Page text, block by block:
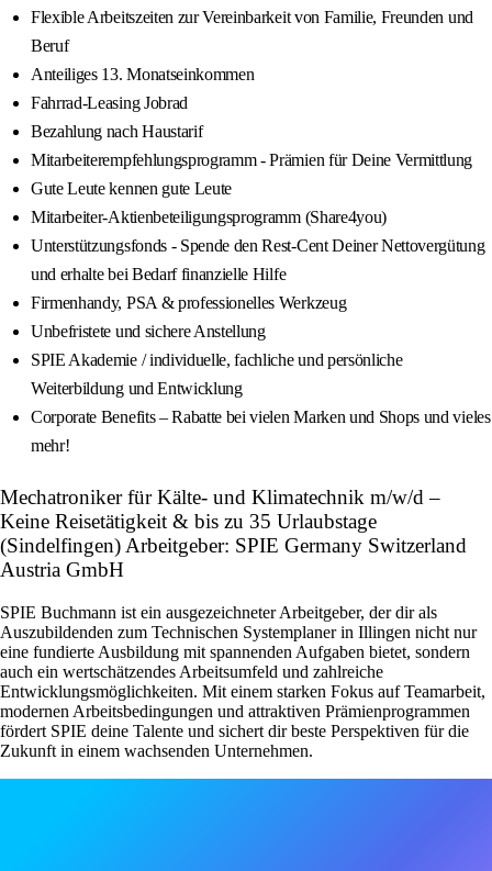
Flexible Arbeitszeiten zur Vereinbarkeit von Familie, Freunden und
Beruf
Anteiliges 13. Monatseinkommen
Fahrrad-Leasing Jobrad
Bezahlung nach Haustarif
Mitarbeiterempfehlungsprogramm - Prämien für Deine Vermittlung
Gute Leute kennen gute Leute
Mitarbeiter-Aktienbeteiligungsprogramm (Share4you)
Unterstützungsfonds - Spende den Rest-Cent Deiner Nettovergütung
und erhalte bei Bedarf finanzielle Hilfe
Firmenhandy, PSA & professionelles Werkzeug
Unbefristete und sichere Anstellung
SPIE Akademie / individuelle, fachliche und persönliche
Weiterbildung und Entwicklung
Corporate Benefits – Rabatte bei vielen Marken und Shops und vieles
mehr!
Mechatroniker für Kälte- und Klimatechnik m/w/d –
Keine Reisetätigkeit & bis zu 35 Urlaubstage
(Sindelfingen) Arbeitgeber: SPIE Germany Switzerland
Austria GmbH
SPIE Buchmann ist ein ausgezeichneter Arbeitgeber, der dir als
Auszubildenden zum Technischen Systemplaner in Illingen nicht nur
eine fundierte Ausbildung mit spannenden Aufgaben bietet, sondern
auch ein wertschätzendes Arbeitsumfeld und zahlreiche
Entwicklungsmöglichkeiten. Mit einem starken Fokus auf Teamarbeit,
modernen Arbeitsbedingungen und attraktiven Prämienprogrammen
fördert SPIE deine Talente und sichert dir beste Perspektiven für die
Zukunft in einem wachsenden Unternehmen.